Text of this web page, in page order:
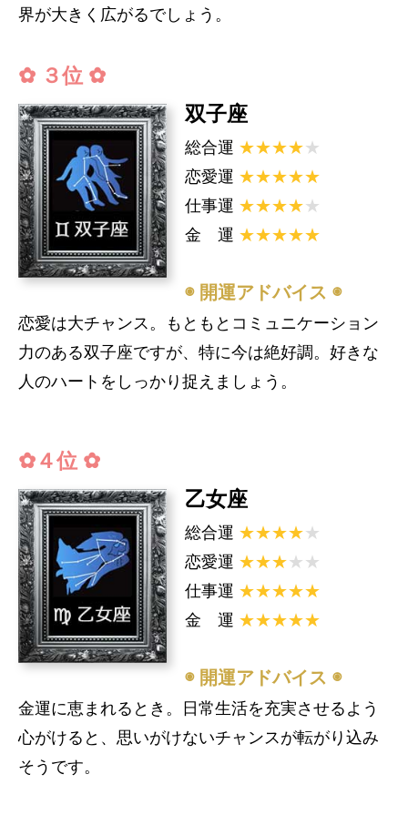
界が大きく広がるでしょう。
✿ ３位 ✿
双子座
総合運 ★★★★★
恋愛運 ★★★★★
仕事運 ★★★★★
金 運 ★★★★★
◉ 開運アドバイス ◉
恋愛は大チャンス。もともとコミュニケーション
力のある双子座ですが、特に今は絶好調。好きな
人のハートをしっかり捉えましょう。
✿４位 ✿
乙女座
総合運 ★★★★★
恋愛運 ★★★★★
仕事運 ★★★★★
金 運 ★★★★★
◉ 開運アドバイス ◉
金運に恵まれるとき。日常生活を充実させるよう
心がけると、思いがけないチャンスが転がり込み
そうです。